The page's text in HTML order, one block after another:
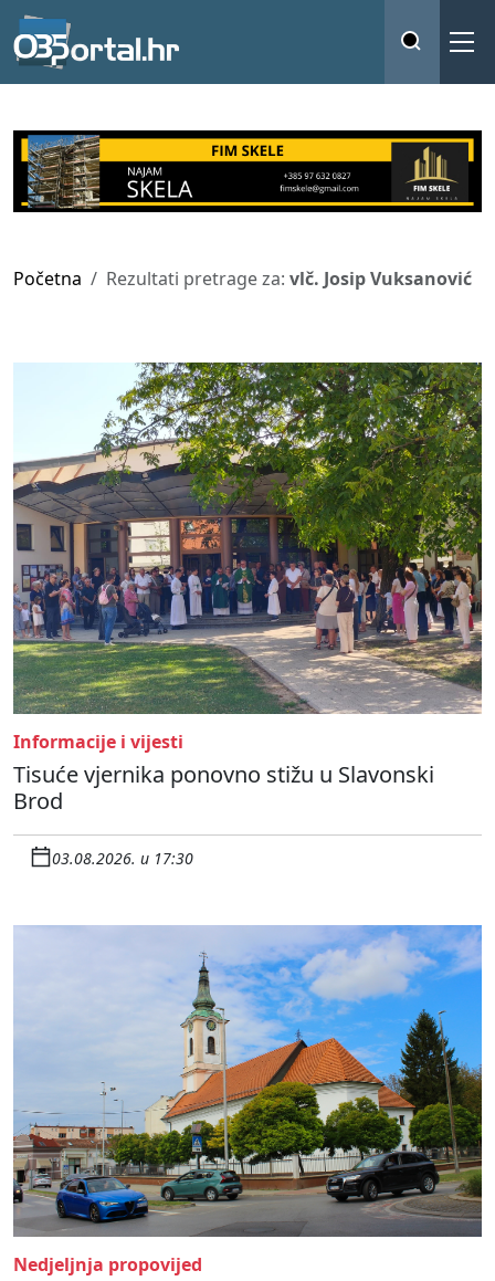
Početna Rezultati pretrage za: vlč. Josip Vuksanović
Informacije i vijesti
Tisuće vjernika ponovno stižu u Slavonski
Brod
03.08.2026. u 17:30
Nedjeljnja propovijed